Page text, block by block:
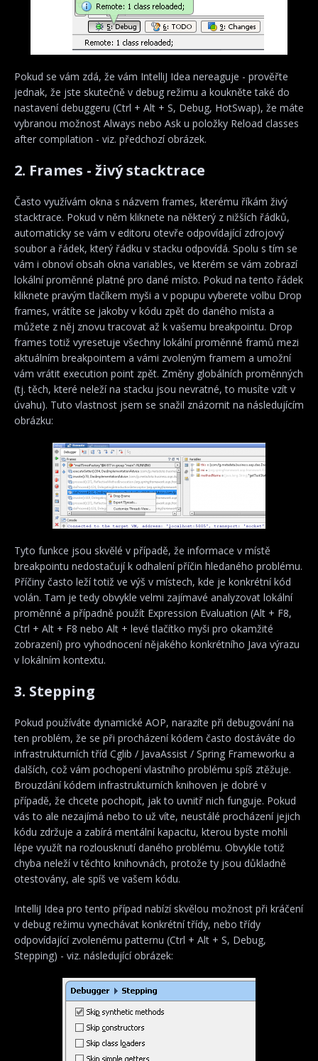
Pokud se vám zdá, že vám IntelliJ Idea nereaguje - prověřte
jednak, že jste skutečně v debug režimu a koukněte také do
nastavení debuggeru (Ctrl + Alt + S, Debug, HotSwap), že máte
vybranou možnost Always nebo Ask u položky Reload classes
after compilation - viz. předchozí obrázek.
2. Frames - živý stacktrace
Často využívám okna s názvem frames, kterému říkám živý
stacktrace. Pokud v něm kliknete na některý z nižších řádků,
automaticky se vám v editoru otevře odpovídající zdrojový
soubor a řádek, který řádku v stacku odpovídá. Spolu s tím se
vám i obnoví obsah okna variables, ve kterém se vám zobrazí
lokální proměnné platné pro dané místo. Pokud na tento řádek
kliknete pravým tlačíkem myši a v popupu vyberete volbu Drop
frames, vrátíte se jakoby v kódu zpět do daného místa a
můžete z něj znovu tracovat až k vašemu breakpointu. Drop
frames totiž vyresetuje všechny lokální proměnné framů mezi
aktuálním breakpointem a vámi zvoleným framem a umožní
vám vrátit execution point zpět. Změny globálních proměnných
(tj. těch, které neleží na stacku jsou nevratné, to musíte vzít v
úvahu). Tuto vlastnost jsem se snažil znázornit na následujícím
obrázku:
Tyto funkce jsou skvělé v případě, že informace v místě
breakpointu nedostačují k odhalení příčin hledaného problému.
Příčiny často leží totiž ve výš v místech, kde je konkrétní kód
volán. Tam je tedy obvykle velmi zajímavé analyzovat lokální
proměnné a případně použít Expression Evaluation (Alt + F8,
Ctrl + Alt + F8 nebo Alt + levé tlačítko myši pro okamžité
zobrazení) pro vyhodnocení nějakého konkrétního Java výrazu
v lokálním kontextu.
3. Stepping
Pokud používáte dynamické AOP, narazíte při debugování na
ten problém, že se při procházení kódem často dostáváte do
infrastrukturních tříd Cglib / JavaAssist / Spring Frameworku a
dalších, což vám pochopení vlastního problému spíš ztěžuje.
Brouzdání kódem infrastrukturních knihoven je dobré v
případě, že chcete pochopit, jak to uvnitř nich funguje. Pokud
vás to ale nezajímá nebo to už víte, neustálé procházení jejich
kódu zdržuje a zabírá mentální kapacitu, kterou byste mohli
lépe využít na rozlousknutí daného problému. Obvykle totiž
chyba neleží v těchto knihovnách, protože ty jsou důkladně
otestovány, ale spíš ve vašem kódu.
IntelliJ Idea pro tento případ nabízí skvělou možnost při kráčení
v debug režimu vynechávat konkrétní třídy, nebo třídy
odpovídající zvolenému patternu (Ctrl + Alt + S, Debug,
Stepping) - viz. následující obrázek: